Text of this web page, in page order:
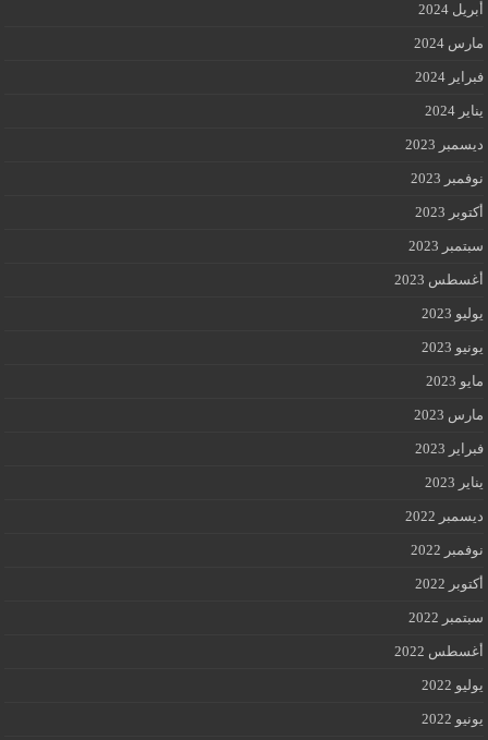
أبريل 2024
مارس 2024
فبراير 2024
يناير 2024
ديسمبر 2023
نوفمبر 2023
أكتوبر 2023
سبتمبر 2023
أغسطس 2023
يوليو 2023
يونيو 2023
مايو 2023
مارس 2023
فبراير 2023
يناير 2023
ديسمبر 2022
نوفمبر 2022
أكتوبر 2022
سبتمبر 2022
أغسطس 2022
يوليو 2022
يونيو 2022